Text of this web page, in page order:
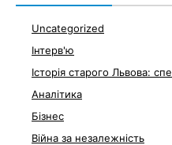
Uncategorized
Інтерв'ю
Історія старого Львова:
Аналітика
Бізнес
Війна за незалежність